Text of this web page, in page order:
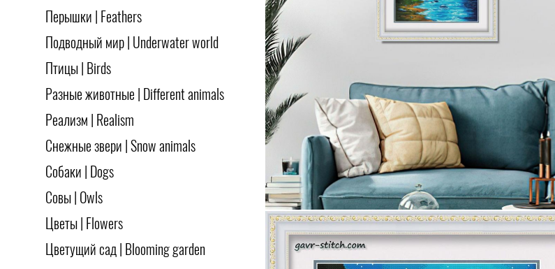
Перышки | Feathers
Подводный мир | Underwater world
Птицы | Birds
Разные животные | Different animals
Реализм | Realism
Снежные звери | Snow animals
Собаки | Dogs
Совы | Owls
Цветы | Flowers
Цветущий сад | Blooming garden